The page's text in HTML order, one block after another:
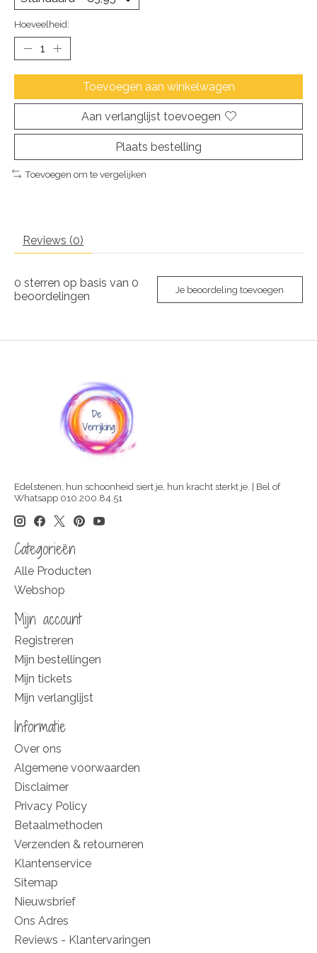
Hoeveelheid:
Toevoegen aan winkelwagen
Aan verlanglijst toevoegen
Plaats bestelling
Toevoegen om te vergelijken
Reviews (0)
0 sterren op basis van 0
beoordelingen
Je beoordeling toevoegen
Edelstenen, hun schoonheid siert je, hun kracht sterkt je. | Bel of
Whatsapp 010.200.84.51
Categorieën
Alle Producten
Webshop
Mijn account
Registreren
Mijn bestellingen
Mijn tickets
Mijn verlanglijst
Informatie
Over ons
Algemene voorwaarden
Disclaimer
Privacy Policy
Betaalmethoden
Verzenden & retourneren
Klantenservice
Sitemap
Nieuwsbrief
Ons Adres
Reviews - Klantervaringen